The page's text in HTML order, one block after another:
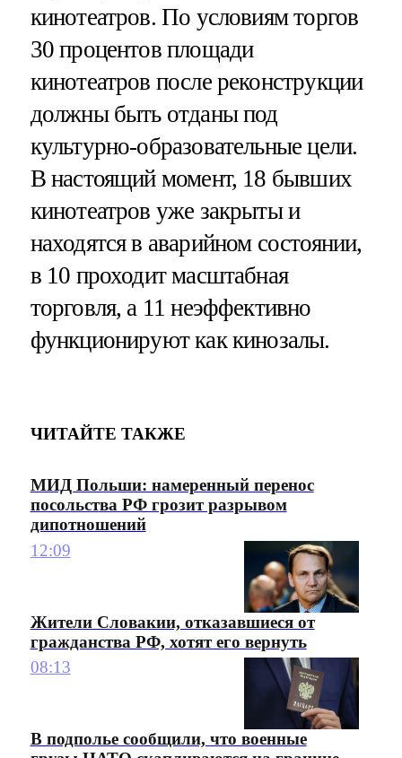
кинотеатров. По условиям торгов
30 процентов площади
кинотеатров после реконструкции
должны быть отданы под
культурно-образовательные цели.
В настоящий момент, 18 бывших
кинотеатров уже закрыты и
находятся в аварийном состоянии,
в 10 проходит масштабная
торговля, а 11 неэффективно
функционируют как кинозалы.
ЧИТАЙТЕ ТАКЖЕ
МИД Польши: намеренный перенос
посольства РФ грозит разрывом
дипотношений
12:09
Жители Словакии, отказавшиеся от
гражданства РФ, хотят его вернуть
08:13
В подполье сообщили, что военные